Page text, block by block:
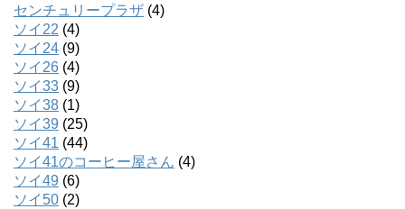
センチュリープラザ (4)
ソイ22 (4)
ソイ24 (9)
ソイ26 (4)
ソイ33 (9)
ソイ38 (1)
ソイ39 (25)
ソイ41 (44)
ソイ41のコーヒー屋さん (4)
ソイ49 (6)
ソイ50 (2)